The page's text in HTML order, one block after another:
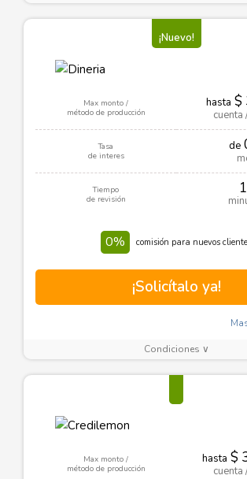
¡Nuevo!
Max monto /
método de producción
hasta $
cuenta
Tasa
de interes
de
Tiempo
de revisión
0% comisión para nuevos
¡Solicítalo ya!
Condiciones ∨
Max monto /
método de producción
hasta $
cuenta